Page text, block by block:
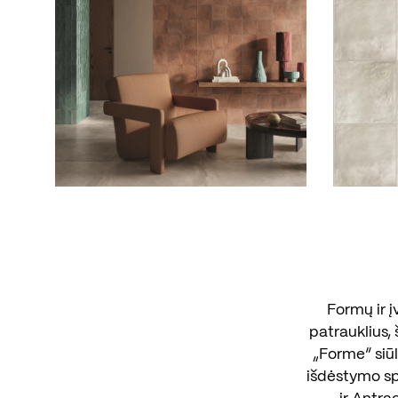
Formų ir
patrauklius,
„Forme“
išdėstymo